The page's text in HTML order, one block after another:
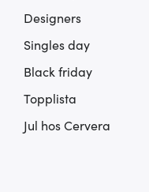
Designers
Singles day
Black friday
Topplista
Jul hos Cervera